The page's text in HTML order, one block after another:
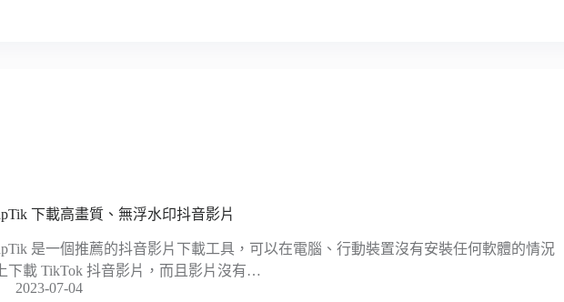
下載高畫質、無浮水印抖音影片
是一個推薦的抖音影片下載工具，可以在電腦、行動裝置沒有安裝任何軟體的情況
下載 TikTok 抖音影片，而且影片沒有…
2023-07-04